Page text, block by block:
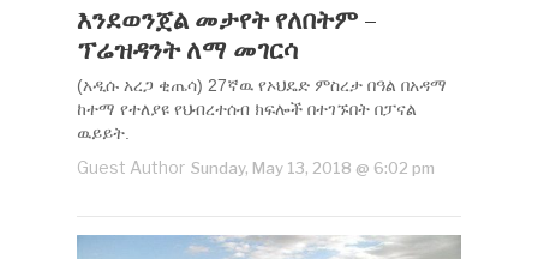
እንደወንጀል መታየት የለበትም –
ፕሬዝዳንት ለማ መገርሳ
(አዲሱ አረጋ ቂጤሳ) 27ኛዉ የኦህዴድ ምስረታ በዓል በአዳማ
ከተማ የተለያዩ የህብረተሰብ ክፍሎች በተገኙበት በፓናል
ዉይይት.
Guest Author Sunday, May 13, 2018 @ 6:02 pm